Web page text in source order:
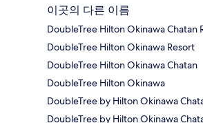
이곳의 다른 이름
DoubleTree Hilton Okinawa Chatan
DoubleTree Hilton Okinawa Resort
DoubleTree Hilton Okinawa Chatan
DoubleTree Hilton Okinawa
DoubleTree by Hilton Okinawa
DoubleTree by Hilton Okinawa